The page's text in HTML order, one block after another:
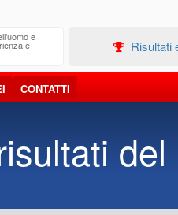
e
e Risultati
CONTATTI
del